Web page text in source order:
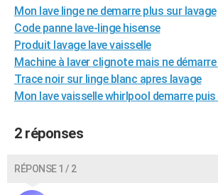
Art de vivre
Bien-être
Loisirs
Mode
Modes de vie
SANTE
Alimentation
Guide de la santé
Maladies
Médicaments
Sommeil
VOYAGE
Destinations
City break
Voyage nature
Voyage de noces
Forum
Climat
+PHOTO
GUIDES D'ACHAT
BONS PLANS
Mon lave linge ne demarre plus sur lavage
Code panne lave-linge hisense
Produit lavage lave vaisselle
Machine à laver clignote mais ne
Trace noir sur linge blanc apres lavage
Mon lave vaisselle whirlpool demarre
2 réponses
RÉPONSE 1 / 2